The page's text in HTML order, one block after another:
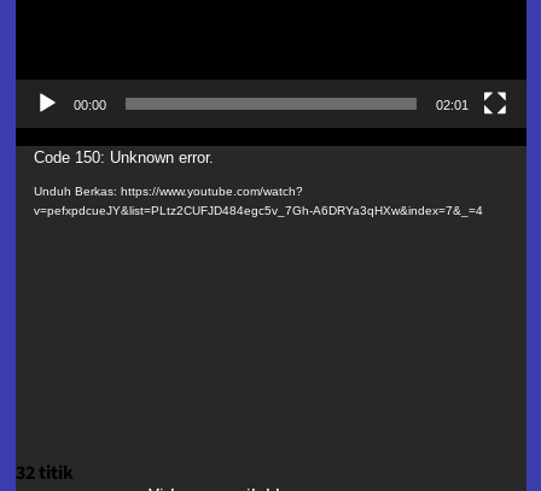
00:00 02:01
Pemutar
Video
Code 150: Unknown error.
Unduh Berkas: https://www.youtube.com/watch?
v=pefxpdcueJY&list=PLtz2CUFJD484egc5v_7Gh-A6DRYa3qHXw&index=7&_=4
32 titik